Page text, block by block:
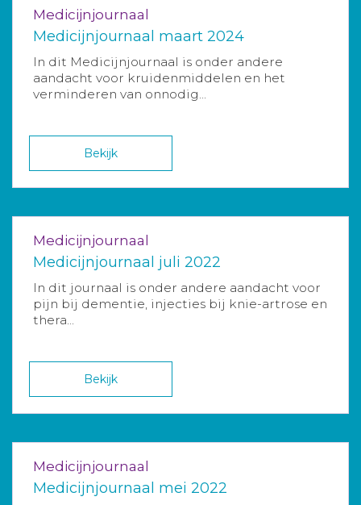
Medicijnjournaal
Medicijnjournaal maart 2024
In dit Medicijnjournaal is onder andere
aandacht voor kruidenmiddelen en het
verminderen van onnodig...
Bekijk
Medicijnjournaal
Medicijnjournaal juli 2022
In dit journaal is onder andere aandacht voor
pijn bij dementie, injecties bij knie-artrose en
thera...
Bekijk
Medicijnjournaal
Medicijnjournaal mei 2022